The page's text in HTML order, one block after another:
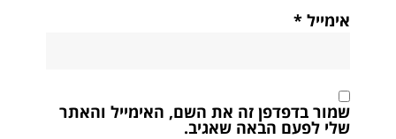
אימייל *
שמור בדפדפן זה את השם, האימייל והאתר
שלי לפעם הבאה שאגיב.